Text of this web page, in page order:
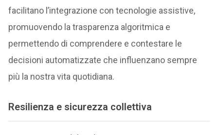
facilitano l’integrazione con tecnologie assistive,
promuovendo la trasparenza algoritmica e
permettendo di comprendere e contestare le
decisioni automatizzate che influenzano sempre
più la nostra vita quotidiana.
Resilienza e sicurezza collettiva